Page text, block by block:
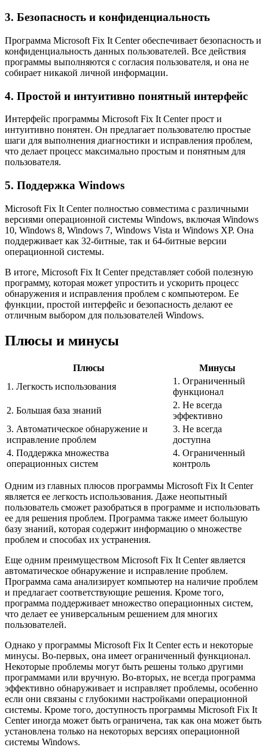
3. Безопасность и конфиденциальность
Программа Microsoft Fix It Center обеспечивает безопасность и
конфиденциальность данных пользователей. Все действия
программы выполняются с согласия пользователя, и она не
собирает никакой личной информации.
4. Простой и интуитивно понятный интерфейс
Интерфейс программы Microsoft Fix It Center прост и
интуитивно понятен. Он предлагает пользователю простые
шаги для выполнения диагностики и исправления проблем,
что делает процесс максимально простым и понятным для
пользователя.
5. Поддержка Windows
Microsoft Fix It Center полностью совместима с различными
версиями операционной системы Windows, включая Windows
10, Windows 8, Windows 7, Windows Vista и Windows XP. Она
поддерживает как 32-битные, так и 64-битные версии
операционной системы.
В итоге, Microsoft Fix It Center представляет собой полезную
программу, которая может упростить и ускорить процесс
обнаружения и исправления проблем с компьютером. Ее
функции, простой интерфейс и безопасность делают ее
отличным выбором для пользователей Windows.
Плюсы и минусы
Плюсы
Минусы
1. Легкость использования
1. Ограниченный
функционал
2. Большая база знаний
2. Не всегда
эффективно
3. Автоматическое обнаружение и
исправление проблем
3. Не всегда
доступна
4. Поддержка множества
операционных систем
4. Ограниченный
контроль
Одним из главных плюсов программы Microsoft Fix It Center
является ее легкость использования. Даже неопытный
пользователь сможет разобраться в программе и использовать
ее для решения проблем. Программа также имеет большую
базу знаний, которая содержит информацию о множестве
проблем и способах их устранения.
Еще одним преимуществом Microsoft Fix It Center является
автоматическое обнаружение и исправление проблем.
Программа сама анализирует компьютер на наличие проблем
и предлагает соответствующие решения. Кроме того,
программа поддерживает множество операционных систем,
что делает ее универсальным решением для многих
пользователей.
Однако у программы Microsoft Fix It Center есть и некоторые
минусы. Во-первых, она имеет ограниченный функционал.
Некоторые проблемы могут быть решены только другими
программами или вручную. Во-вторых, не всегда программа
эффективно обнаруживает и исправляет проблемы, особенно
если они связаны с глубокими настройками операционной
системы. Кроме того, доступность программы Microsoft Fix It
Center иногда может быть ограничена, так как она может быть
установлена только на некоторых версиях операционной
системы Windows.